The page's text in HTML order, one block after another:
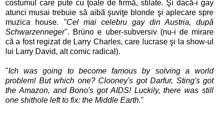
costumul care pute cu ţoale de firmă, stilate. Şi dacă-i gay
atunci musai trebuie să aibă şuviţe blonde şi aplecare spre
muzica house. "Cel mai celebru gay din Austria, după
Schwarzenneger". Brüno e uber-subversiv (nu-i de mirare
că a fost regizat de Larry Charles, care lucrase şi la show-ul
lui Larry David, alt comic radical).
"Ich was going to become famous by solving a world
problem! But which one? Clooney's got Darfur, Sting's got
the Amazon, and Bono's got AIDS! Luckily, there was still
one shithole left to fix: the Middle Earth."